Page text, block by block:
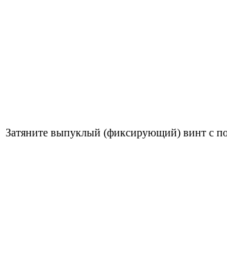
Затяните выпуклый (фиксирующий) винт с